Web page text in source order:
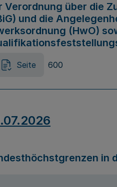
über die
und die
(HwO)
Seite 600
in